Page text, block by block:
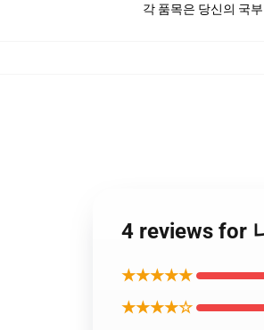
각 품목은 당신의 국
4 reviews for
★★★★★
★★★★☆